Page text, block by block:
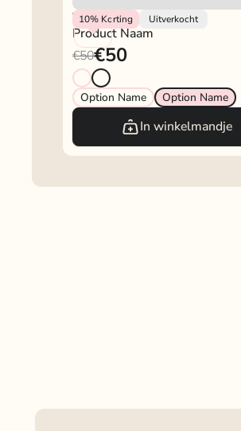
10% Korting Uitverkocht
Vendor
Product Naam
€50€50
Option Name Option Name
In winkelmandje